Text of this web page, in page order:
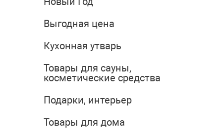
Выгодная цена
Кухонная утварь
Товары для сауны,
косметические средства
Подарки, интерьер
Товары для дома